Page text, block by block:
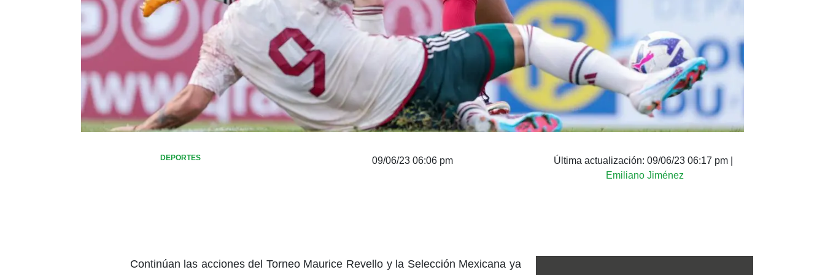
DEPORTES 09/06/23 06:06 pm Última actualización: 09/06/23 06:17 pm
Emiliano Jiménez
Continúan las acciones del Torneo Maurice Revello y la Selección Mexicana ya